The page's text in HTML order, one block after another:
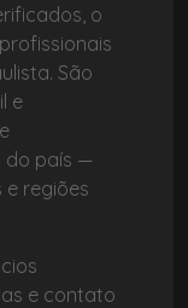
o
São
e
do país —
regiões
e contato